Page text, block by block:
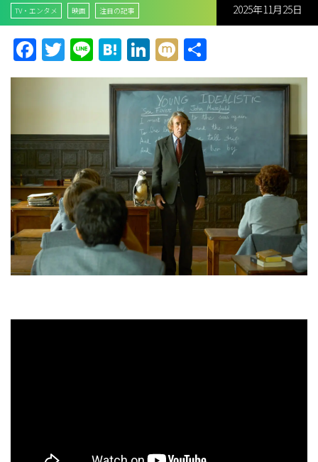
を
TV・エンタメ 映画 注目の記事 2025年11月25日
Facebook
Twitter
LineHatena
LinkedIn
Mixi
有